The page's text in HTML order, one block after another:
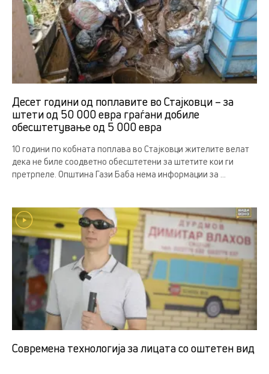
Десет години од поплавите во Стајковци – за
штети од 50 000 евра граѓани добиле
обесштетување од 5 000 евра
10 години по кобната поплава во Стајковци жителите велат
дека не биле соодветно обесштетени за штетите кои ги
претрпеле. Општина Гази Баба нема информации за ...
Современа технологија за лицата со оштетен вид